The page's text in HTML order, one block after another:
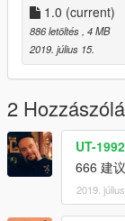
1.0 (current)
886 letöltés , 4 MB
2019. július 15.
2
UT-1992
666 建
2019.